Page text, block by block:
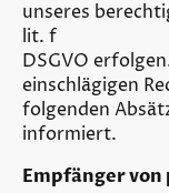
unseres
lit. f
DSGVO
einschlägigen
folgenden
informiert.
Empfänger